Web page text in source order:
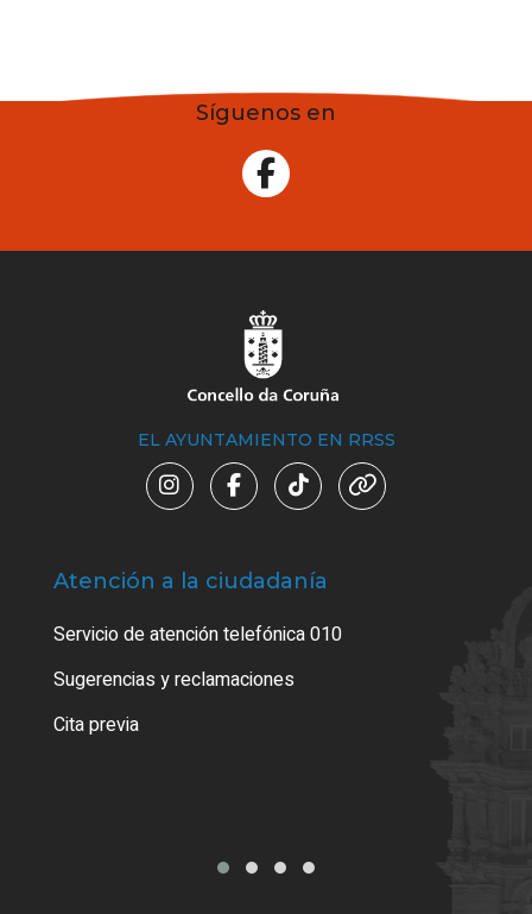
Síguenos en
EL AYUNTAMIENTO EN RRSS
Atención a la ciudadanía
Servicio de atención telefónica 010
Sugerencias y reclamaciones
Cita previa